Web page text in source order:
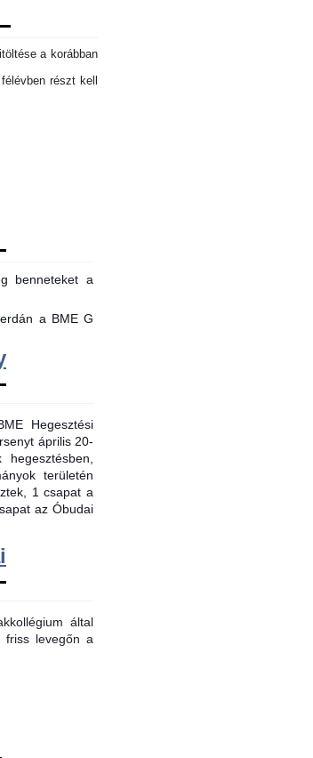
a korábban
részt kell
benneteket a
a BME G
Hegesztési
április 20-
területén
1 csapat a
az Óbudai
által
friss levegőn a